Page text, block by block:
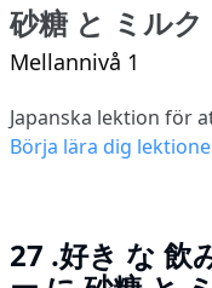
砂糖 と ミルク
Mellannivå 1
Japanska lektion för
Börja lära dig
27 .好き な 飲